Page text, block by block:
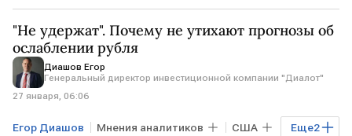
"Не удержат". Почему не утихают прогнозы об
ослаблении рубля
Диашов Егор
Генеральный директор инвестиционной компании "Диалот"
27 января, 06:06
Еще2
Егор Диашов Мнения аналитиков США